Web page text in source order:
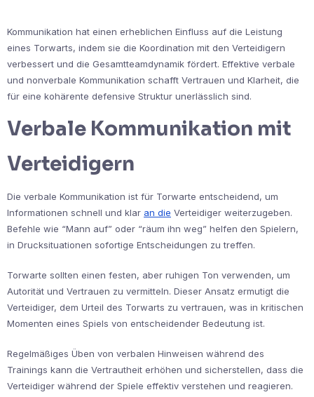
Kommunikation hat einen erheblichen Einfluss auf die Leistung
eines Torwarts, indem sie die Koordination mit den Verteidigern
verbessert und die Gesamtteamdynamik fördert. Effektive verbale
und nonverbale Kommunikation schafft Vertrauen und Klarheit, die
für eine kohärente defensive Struktur unerlässlich sind.
Verbale Kommunikation mit
Verteidigern
Die verbale Kommunikation ist für Torwarte entscheidend, um
Informationen schnell und klar an die Verteidiger weiterzugeben.
Befehle wie “Mann auf” oder “räum ihn weg” helfen den Spielern,
in Drucksituationen sofortige Entscheidungen zu treffen.
Torwarte sollten einen festen, aber ruhigen Ton verwenden, um
Autorität und Vertrauen zu vermitteln. Dieser Ansatz ermutigt die
Verteidiger, dem Urteil des Torwarts zu vertrauen, was in kritischen
Momenten eines Spiels von entscheidender Bedeutung ist.
Regelmäßiges Üben von verbalen Hinweisen während des
Trainings kann die Vertrautheit erhöhen und sicherstellen, dass die
Verteidiger während der Spiele effektiv verstehen und reagieren.